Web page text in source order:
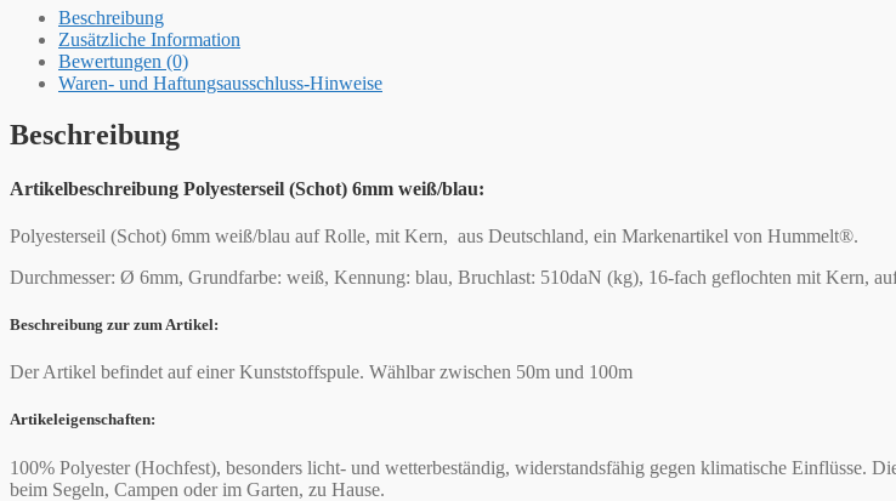
weiß
blau
Menge
Beschreibung
Zusätzliche Information
Bewertungen (0)
Waren- und Haftungsausschluss-Hinweise
Beschreibung
Artikelbeschreibung Polyesterseil (Schot) 6mm weiß/blau:
Polyesterseil (Schot) 6mm weiß/blau auf Rolle, mit Kern, aus Deutschland, ein Markenartikel von Hummelt®.
Durchmesser: Ø 6mm, Grundfarbe: weiß, Kennung: blau, Bruchlast: 510daN (kg), 16-fach geflochten mit Kern,
Beschreibung zur zum Artikel:
Der Artikel befindet auf einer Kunststoffspule. Wählbar zwischen 50m und 100m
Artikeleigenschaften:
100% Polyester (Hochfest), besonders licht- und wetterbeständig, widerstandsfähig gegen klimatische Einflüsse.
beim Segeln, Campen oder im Garten, zu Hause.